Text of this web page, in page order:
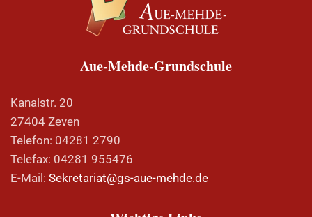
Aue-Mehde-Grundschule
Kanalstr. 20
27404 Zeven
Telefon: 04281 2790
Telefax: 04281 955476
E-Mail: Sekretariat@gs-aue-mehde.de